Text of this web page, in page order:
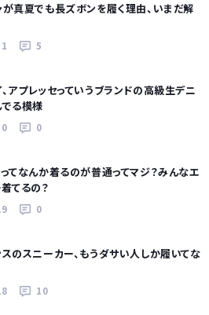
真夏でも長ズボンを履く理由、いまだ解
5
アプレッセっていうブランドの高級生デニ
る模様
0
てなんか着るのが普通ってマジ？みんなエ
てるの？
0
のスニーカー、もうダサい人しか履いてな
10